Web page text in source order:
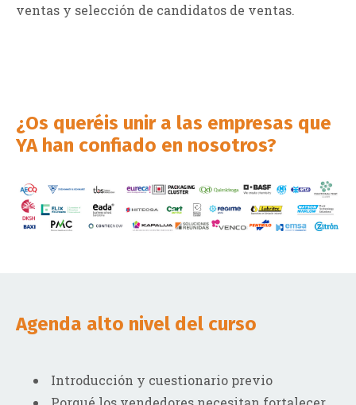
ventas y selección de candidatos de ventas.
¿Os queréis unir a las empresas que
YA han confiado en nosotros?
Agenda alto nivel del curso
Introducción y cuestionario previo